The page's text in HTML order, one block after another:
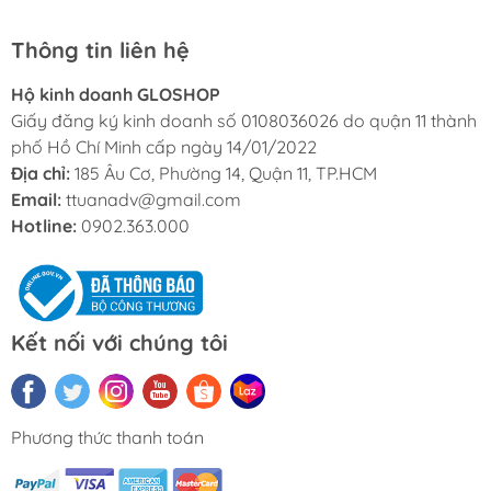
Thông tin liên hệ
Hộ kinh doanh GLOSHOP
Giấy đăng ký kinh doanh số 0108036026 do quận 11 thành
phố Hồ Chí Minh cấp ngày 14/01/2022
Địa chỉ: 185 Âu Cơ, Phường 14, Quận 11, TP.HCM
Email: ttuanadv@gmail.com
Hotline: 0902.363.000
Kết nối với chúng tôi
Phương thức thanh toán